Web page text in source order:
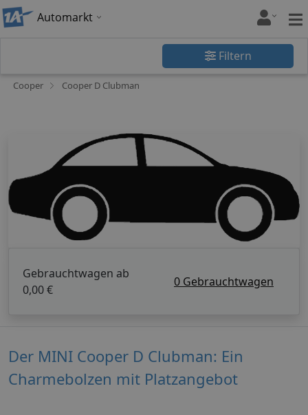
Automarkt
Filtern
Cooper Cooper D Clubman
Gebrauchtwagen ab
0,00 €
0 Gebrauchtwagen
Der MINI Cooper D Clubman: Ein
Charmebolzen mit Platzangebot